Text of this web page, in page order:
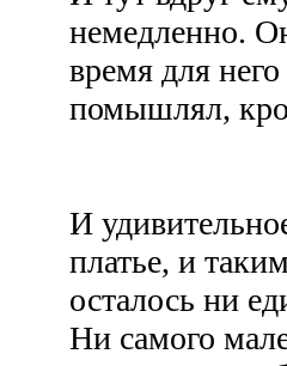
немедленно.
время для
помышлял,
И
платье, и
осталось ни
Ни самого